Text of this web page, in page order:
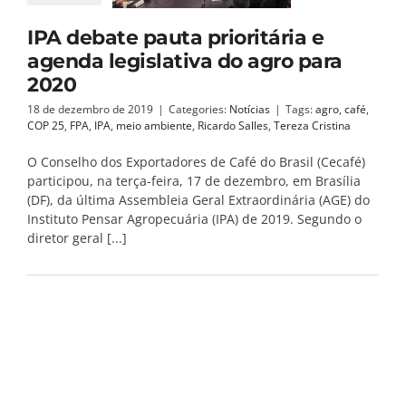
IPA debate pauta prioritária e
agenda legislativa do agro para
2020
18 de dezembro de 2019 | Categories: Notícias | Tags:agro, café,
COP 25, FPA, IPA, meio ambiente, Ricardo Salles, Tereza Cristina
O Conselho dos Exportadores de Café do Brasil (Cecafé)
participou, na terça-feira, 17 de dezembro, em Brasília
(DF), da última Assembleia Geral Extraordinária (AGE) do
Instituto Pensar Agropecuária (IPA) de 2019. Segundo o
diretor geral [...]